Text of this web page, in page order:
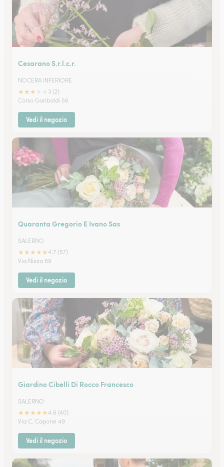
Cesarano S.r.l.c.r.
NOCERA INFERIORE
★★★
3 (2)
Corso Garibaldi 56
Vedi il negozio
Quaranta Gregorio E Ivano Sas
SALERNO
★★★★★4.7 (57)
Via Nizza 89
Vedi il negozio
Giardino Cibelli Di Rocco Francesco
SALERNO
★★★★★4.6 (40)
Via C. Capone 49
Vedi il negozio